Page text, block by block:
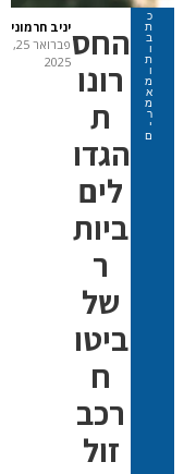
כ
ת
ב
ו
ת
ו
מ
א
מ
ר
י
ם
החס
רונו
ת
הגדו
לים
ביות
ר
של
ביטו
ח
רכב
זול
יניב חרמוני
פברואר 25,
2025